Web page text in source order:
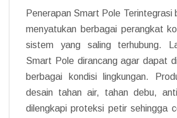
Penerapan Smart Pole Terintegrasi
menyatukan berbagai perangkat
sistem yang saling terhubung.
Smart Pole dirancang agar dapat
berbagai kondisi lingkungan.
desain tahan air, tahan debu,
dilengkapi proteksi petir sehingga